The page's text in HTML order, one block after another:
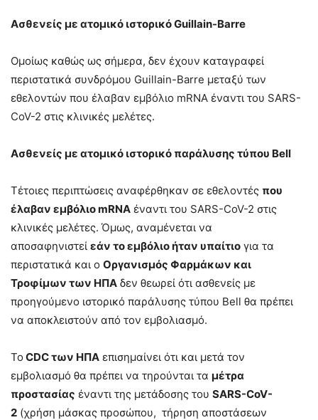
Ασθενείς με ατομικό ιστορικόGuillain-Barre
Ομοίως καθώς ως σήμερα, δεν έχουν καταγραφεί
περιστατικά συνδρόμου Guillain-Barre μεταξύ των
εθελοντών που έλαβαν εμβόλιο mRNA έναντι του SARS-
CoV-2 στις κλινικές μελέτες.
Ασθενείς με ατομικό ιστορικό παράλυσης τύπου Bell
Τέτοιες περιπτώσεις αναφέρθηκαν σε εθελοντές που
έλαβαν εμβόλιοmRNA έναντι του SARS-CoV-2 στις
κλινικές μελέτες. Όμως, αναμένεται να
αποσαφηνιστεί εάν το εμβόλιο ήταν υπαίτιο για τα
περιστατικά και ο Οργανισμός Φαρμάκων και
Τροφίμων των ΗΠΑ δεν θεωρεί ότι ασθενείς με
προηγούμενο ιστορικό παράλυσης τύπου Bell θα πρέπει
να αποκλειστούν από τον εμβολιασμό.
Το CDC των ΗΠΑ επισημαίνει ότι και μετά τον
εμβολιασμό θα πρέπει να τηρούνται τα μέτρα
προστασίας έναντι της μετάδοσης του SARS-CoV-
2 (χρήση μάσκας προσώπου, τήρηση αποστάσεων